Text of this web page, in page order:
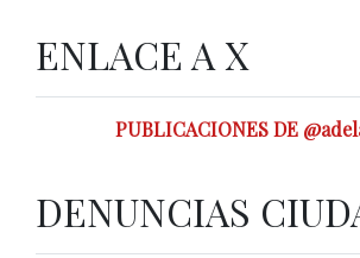
ENLACE A X
PUBLICACIONES DE
DENUNCIAS